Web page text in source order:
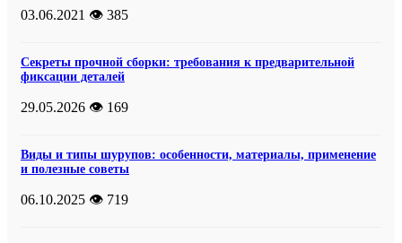
03.06.2021 👁️ 385
Секреты прочной сборки: требования к предварительной
фиксации деталей
29.05.2026 👁️ 169
Виды и типы шурупов: особенности, материалы, применение
и полезные советы
06.10.2025 👁️ 719